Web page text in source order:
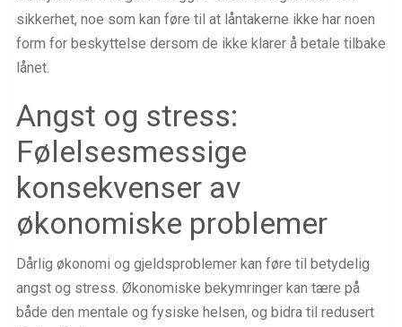
sikkerhet, noe som kan føre til at låntakerne ikke har noen
form for beskyttelse dersom de ikke klarer å betale tilbake
lånet.
Angst og stress:
Følelsesmessige
konsekvenser av
økonomiske problemer
Dårlig økonomi og gjeldsproblemer kan føre til betydelig
angst og stress. Økonomiske bekymringer kan tære på
både den mentale og fysiske helsen, og bidra til redusert